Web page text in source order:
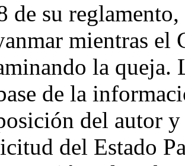
de su
mientras el
la queja.
de la
del autor
del Estado